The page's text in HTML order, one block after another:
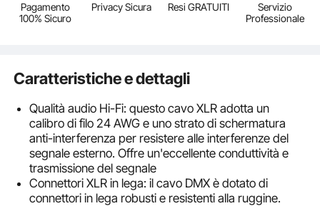
Pagamento
100% Sicuro
Privacy Sicura Resi GRATUITI
Servizio
Professionale
Caratteristiche e dettagli
Qualità audio Hi-Fi: questo cavo XLR adotta un
calibro di filo 24 AWG e uno strato di schermatura
anti-interferenza per resistere alle interferenze del
segnale esterno. Offre un'eccellente conduttività e
trasmissione del segnale
Connettori XLR in lega: il cavo DMX è dotato di
connettori in lega robusti e resistenti alla ruggine.